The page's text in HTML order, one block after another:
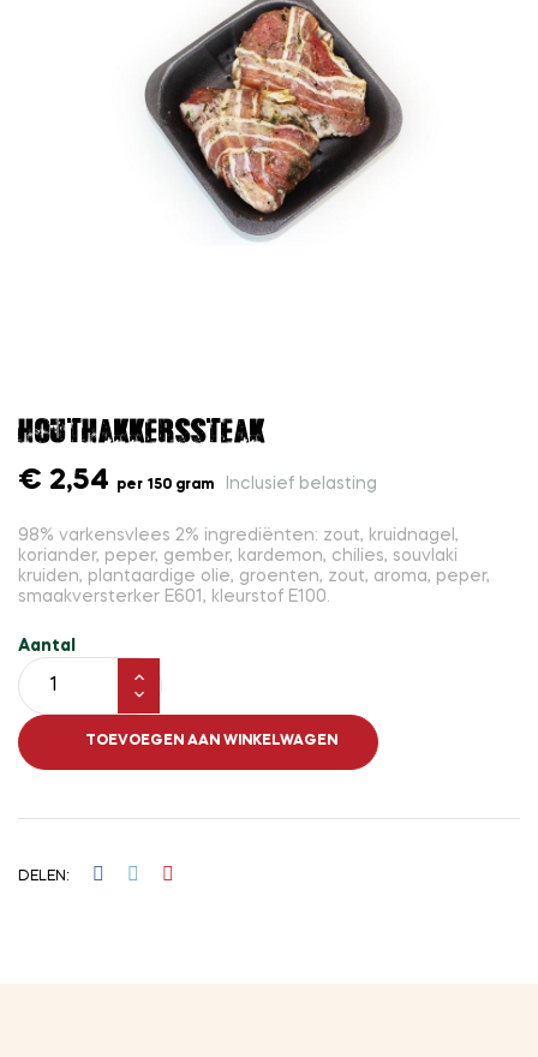
Houthakkerssteak
€ 2,54 per 150 gram Inclusief belasting
98% varkensvlees 2% ingrediënten: zout, kruidnagel,
koriander, peper, gember, kardemon, chilies, souvlaki
kruiden, plantaardige olie, groenten, zout, aroma, peper,
smaakversterker E601, kleurstof E100.
Aantal
TOEVOEGEN AAN WINKELWAGEN
DELEN